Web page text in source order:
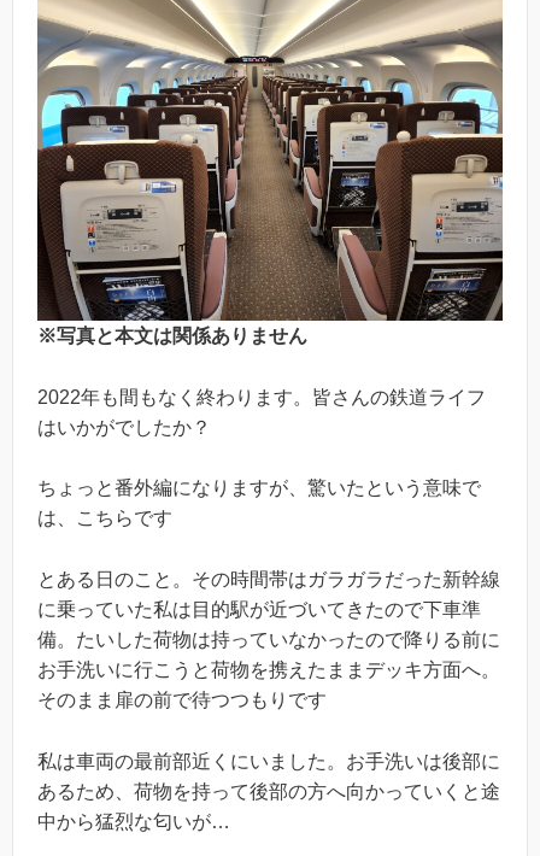
※写真と本文は関係ありません
2022年も間もなく終わります。皆さんの鉄道ライフ
はいかがでしたか？
ちょっと番外編になりますが、驚いたという意味で
は、こちらです
とある日のこと。その時間帯はガラガラだった新幹線
に乗っていた私は目的駅が近づいてきたので下車準
備。たいした荷物は持っていなかったので降りる前に
お手洗いに行こうと荷物を携えたままデッキ方面へ。
そのまま扉の前で待つつもりです
私は車両の最前部近くにいました。お手洗いは後部に
あるため、荷物を持って後部の方へ向かっていくと途
中から猛烈な匂いが…